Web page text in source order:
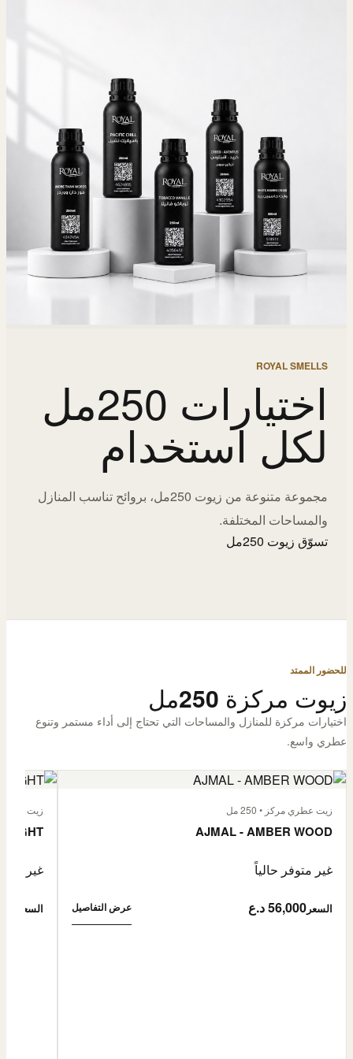
ROYAL SMELLS
اختيارات 250مل
لكل استخدام
مجموعة متنوعة من زيوت 250مل، بروائح تناسب المنازل
والمساحات المختلفة.
تسوّق زيوت 250مل
للحضور الممتد
زيوت مركزة 250مل
اختيارات مركزة للمنازل والمساحات التي تحتاج إلى أداء مستمر وتنوع
عطري واسع.
زيت عطري مركز • 250 مل
AJMAL - AMBER WOOD
غير متوفر حالياً
السعر 56,000 د.ع عرض التفاصيل
زيت عطري
غير
السعر